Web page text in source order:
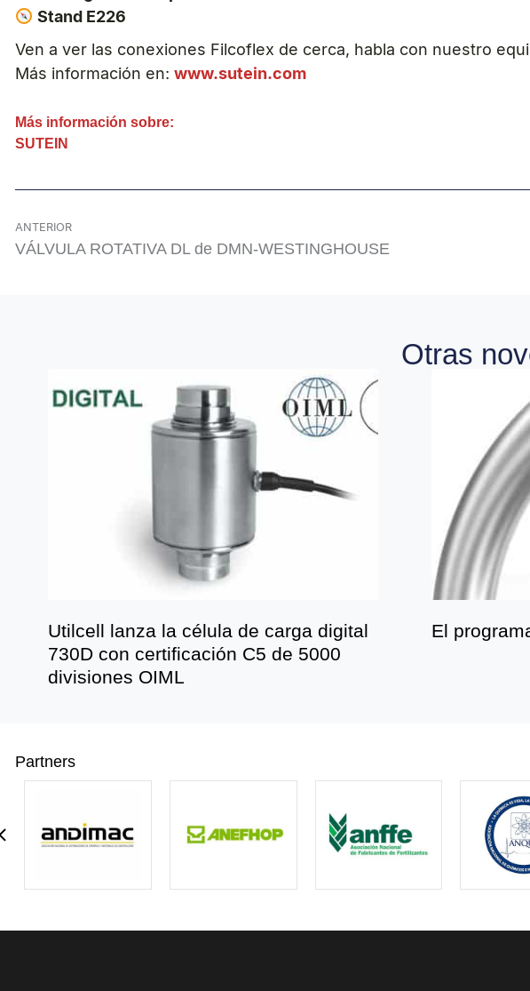
Stand E226
Ven a ver las conexiones Filcoflex de cerca, habla con nuestro
Más información en: www.sutein.com
Más información sobre:
SUTEIN
ANTERIOR
VÁLVULA ROTATIVA DL de DMN-WESTINGHOUSE
Otras
Utilcell lanza la célula de carga digital
730D con certificación C5 de 5000
divisiones OIML
El
Partners